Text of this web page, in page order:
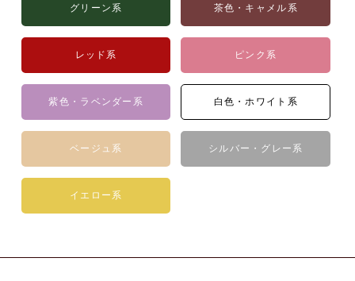
グリーン系 茶色・キャメル系
レッド系 ピンク系
紫色・ラベンダー系 白色・ホワイト系
ベージュ系 シルバー・グレー系
イエロー系